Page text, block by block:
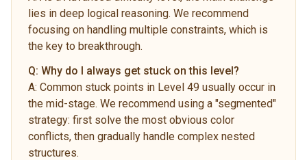
lies in deep logical reasoning. We recommend
focusing on handling multiple constraints, which is
the key to breakthrough.
Q: Why do I always get stuck on this level?
A: Common stuck points in Level 49 usually occur in
the mid-stage. We recommend using a "segmented"
strategy: first solve the most obvious color
conflicts, then gradually handle complex nested
structures.